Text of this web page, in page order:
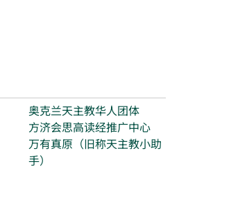
奥克兰天主教华人团体
方济会思高读经推广中心
万有真原（旧称天主教小助
手）